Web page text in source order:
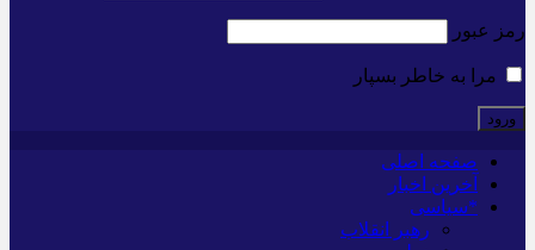
رمز عبور
مرا به خاطر بسپار
صفحه اصلی
آخرین اخبار
*سیاسی
رهبر انقلاب